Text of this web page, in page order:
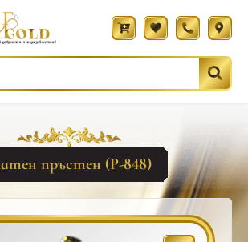
пръстен (Р-848)